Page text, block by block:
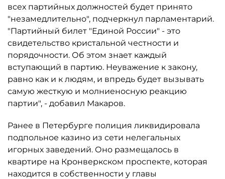
всех партийных должностей будет принято
"незамедлительно", подчеркнул парламентарий.
"Партийный билет "Единой России" - это
свидетельство кристальной честности и
порядочности. Об этом знает каждый
вступающий в партию. Неуважение к закону,
равно как и к людям, и впредь будет вызывать
самую жесткую и молниеносную реакцию
партии", - добавил Макаров.
Ранее в Петербурге полиция ликвидировала
подпольное казино из сети нелегальных
игорных заведений. Оно размещалось в
квартире на Кронверкском проспекте, которая
находится в собственности у главы